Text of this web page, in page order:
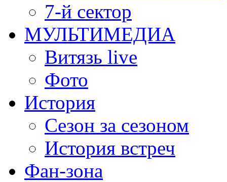
7-й сектор
МУЛЬТИМЕДИА
Витязь live
Фото
История
Сезон за сезоном
История встреч
Фан-зона